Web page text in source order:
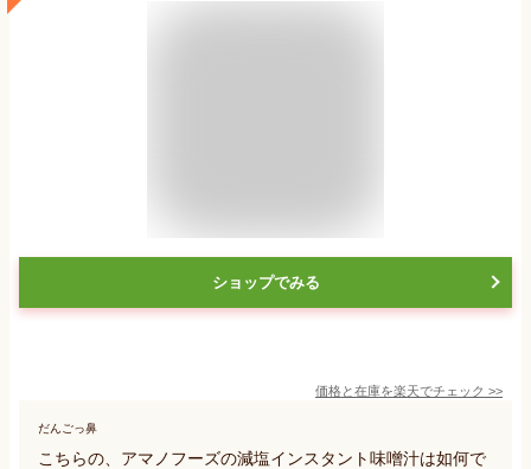
ショップでみる
価格と在庫を楽天でチェック >>
だんごっ鼻
こちらの、アマノフーズの減塩インスタント味噌汁は如何で